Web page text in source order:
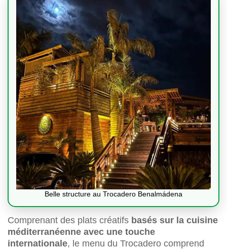
Belle structure au Trocadero Benalmádena
Comprenant des plats créatifs basés sur la cuisine
méditerranéenne avec une touche
internationale, le menu du Trocadero comprend